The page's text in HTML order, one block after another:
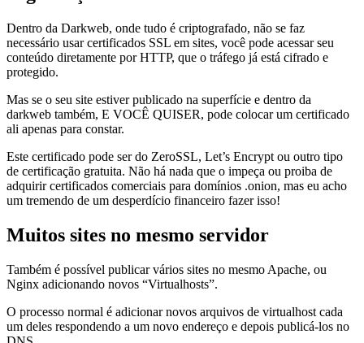
Dentro da Darkweb, onde tudo é criptografado, não se faz
necessário usar certificados SSL em sites, você pode acessar seu
conteúdo diretamente por HTTP, que o tráfego já está cifrado e
protegido.
Mas se o seu site estiver publicado na superfície e dentro da
darkweb também, E VOCÊ QUISER, pode colocar um certificado
ali apenas para constar.
Este certificado pode ser do ZeroSSL, Let’s Encrypt ou outro tipo
de certificação gratuita. Não há nada que o impeça ou proiba de
adquirir certificados comerciais para domínios .onion, mas eu acho
um tremendo de um desperdício financeiro fazer isso!
Muitos sites no mesmo servidor
Também é possível publicar vários sites no mesmo Apache, ou
Nginx adicionando novos “Virtualhosts”.
O processo normal é adicionar novos arquivos de virtualhost cada
um deles respondendo a um novo endereço e depois publicá-los no